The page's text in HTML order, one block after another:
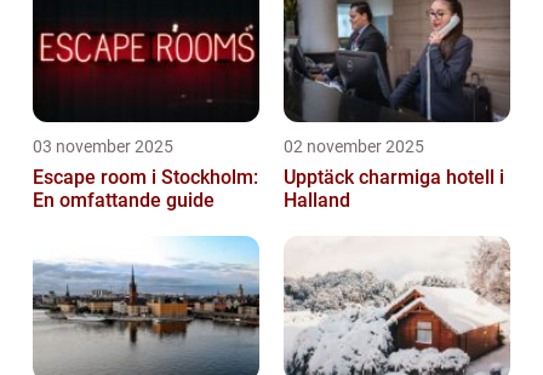
03 november 2025
Escape room i Stockholm:
En omfattande guide
02 november 2025
Upptäck charmiga hotell i
Halland